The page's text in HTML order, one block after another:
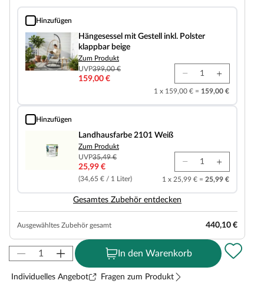
Hinzufügen
Hängesessel mit Gestell inkl. Polster klappbar beige
Hängesessel mit Gestell inkl. Polster
klappbar beige
Zum Produkt
UVP399,00 €
159,00 €
1 x 159,00 € = 159,00 €
Hinzufügen
Landhausfarbe 2101 Weiß
Landhausfarbe 2101 Weiß
Zum Produkt
UVP35,49 €
25,99 €
(34,65 € / 1 Liter) 1 x 25,99 € = 25,99 €
Gesamtes Zubehör entdecken
Ausgewähltes Zubehör gesamt 440,10 €
In den Warenkorb
Individuelles Angebot Fragen zum Produkt